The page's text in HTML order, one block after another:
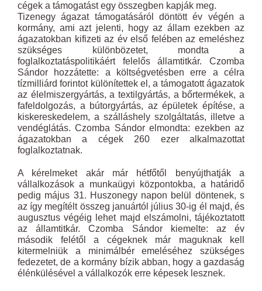
cégek a támogatást egy összegben kapják meg.
Tizenegy ágazat támogatásáról döntött év végén a
kormány, ami azt jelenti, hogy az állam ezekben az
ágazatokban kifizeti az év első felében az emeléshez
szükséges különbözetet, mondta a
foglalkoztatáspolitikáért felelős államtitkár. Czomba
Sándor hozzátette: a költségvetésben erre a célra
tízmilliárd forintot különítettek el, a támogatott ágazatok
az élelmiszergyártás, a textilgyártás, a bőrtermékek, a
fafeldolgozás, a bútorgyártás, az épületek építése, a
kiskereskedelem, a szálláshely szolgáltatás, illetve a
vendéglátás. Czomba Sándor elmondta: ezekben az
ágazatokban a cégek 260 ezer alkalmazottat
foglalkoztatnak.
A kérelmeket akár már hétfőtől benyújthatják a
vállalkozások a munkaügyi központokba, a határidő
pedig május 31. Huszonegy napon belül döntenek, s
az így megítélt összeg januártól július 30-ig él majd, és
augusztus végéig lehet majd elszámolni, tájékoztatott
az államtitkár. Czomba Sándor kiemelte: az év
második felétől a cégeknek már maguknak kell
kitermelniük a minimálbér emeléséhez szükséges
fedezetet, de a kormány bízik abban, hogy a gazdaság
élénkülésével a vállalkozók erre képesek lesznek.